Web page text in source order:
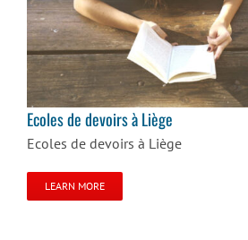
Ecoles de devoirs à Liège
Ecoles de devoirs à Liège
Ecoles de devoirs à Liège
LEARN MORE